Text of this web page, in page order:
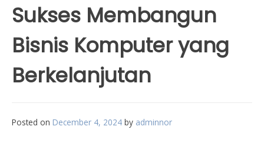
Sukses Membangun
Bisnis Komputer yang
Berkelanjutan
Posted on December 4, 2024 by adminnor